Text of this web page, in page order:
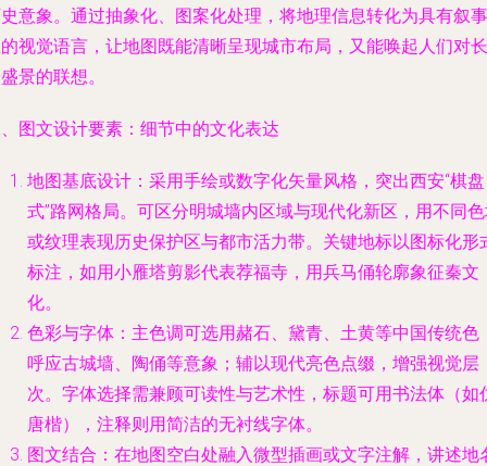
意象。通过抽象化、图案化处理，将地理信息转化为具有叙事
视觉语言，让地图既能清晰呈现城市布局，又能唤起人们对长
景的联想。
图文设计要素：细节中的文化表达
地图基底设计：采用手绘或数字化矢量风格，突出西安“棋盘
式”路网格局。可区分明城墙内区域与现代化新区，用不同
或纹理表现历史保护区与都市活力带。关键地标以图标化形
标注，如用小雁塔剪影代表荐福寺，用兵马俑轮廓象征秦文
化。
色彩与字体：主色调可选用赭石、黛青、土黄等中国传统色
呼应古城墙、陶俑等意象；辅以现代亮色点缀，增强视觉层
次。字体选择需兼顾可读性与艺术性，标题可用书法体（如
唐楷），注释则用简洁的无衬线字体。
图文结合：在地图空白处融入微型插画或文字注解，讲述地